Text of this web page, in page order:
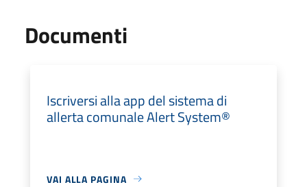
Documenti
Iscriversi alla app del sistema di
allerta comunale Alert System®
VAI ALLA PAGINA